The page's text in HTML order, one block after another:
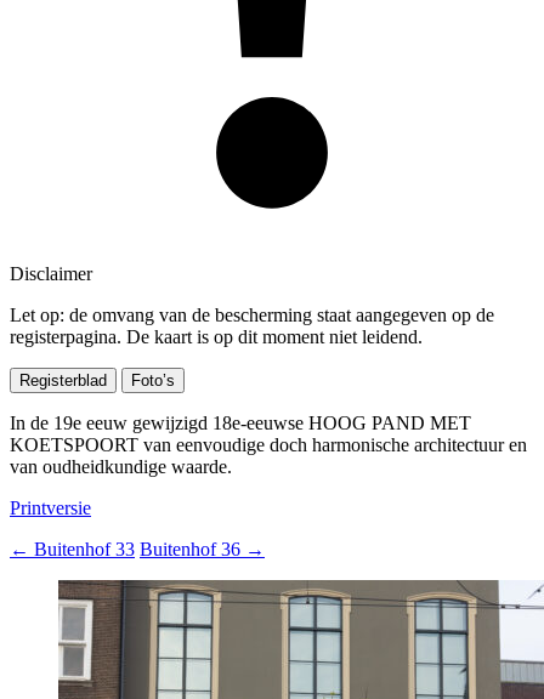
Disclaimer
Let op: de omvang van de bescherming staat aangegeven op de
registerpagina. De kaart is op dit moment niet leidend.
Registerblad Foto’s
In de 19e eeuw gewijzigd 18e-eeuwse HOOG PAND MET
KOETSPOORT van eenvoudige doch harmonische architectuur en
van oudheidkundige waarde.
Printversie
← Buitenhof 33 Buitenhof 36 →